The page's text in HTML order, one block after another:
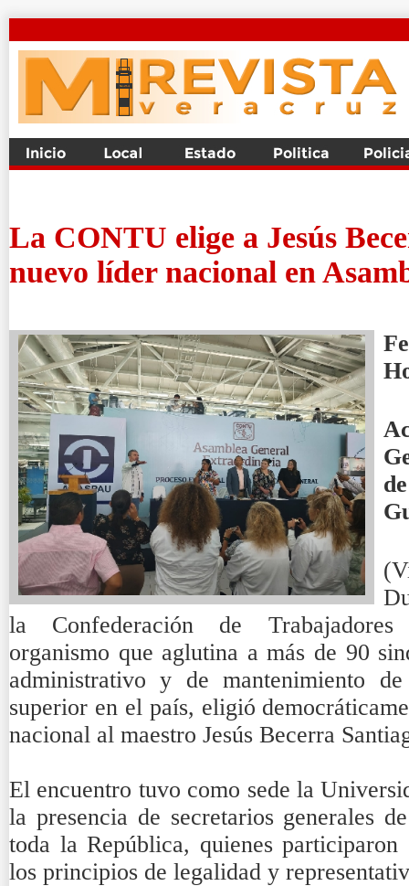
La CONTU elige a Jesús
nuevo líder nacional en
la Confederación de
organismo que aglutina a más de 90
administrativo y de mantenimiento
superior en el país, eligió
nacional al maestro Jesús Becerra
El encuentro tuvo como sede la
la presencia de secretarios generales
toda la República, quienes
los principios de legalidad y